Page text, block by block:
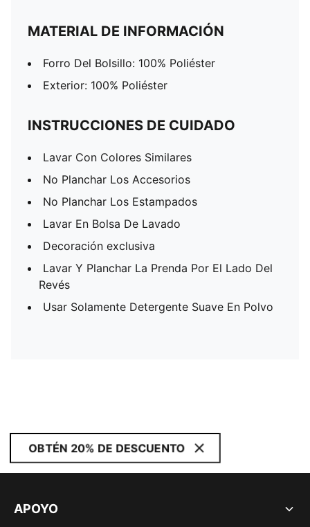
MATERIAL DE INFORMACIÓN
Forro Del Bolsillo: 100% Poliéster
Exterior: 100% Poliéster
INSTRUCCIONES DE CUIDADO
Lavar Con Colores Similares
No Planchar Los Accesorios
No Planchar Los Estampados
Lavar En Bolsa De Lavado
Decoración exclusiva
Lavar Y Planchar La Prenda Por El Lado Del
Revés
Usar Solamente Detergente Suave En Polvo
OBTÉN 20% DE DESCUENTO
APOYO